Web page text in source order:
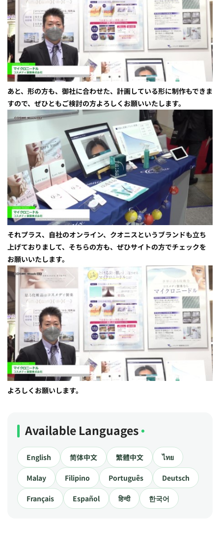
あと、形の方も、御社に合わせた、計画している形に制作もできま
すので、ぜひともご検討の方よろしくお願いいたします。
それプラス、自社のオンライン、クオニスというブランドも立ち
上げておりまして、そちらの方も、ぜひサイトの方でチェックを
お願いいたします。
よろしくお願いします。
Available Languages
English 简体中文 繁體中文 ไทย
Malay Filipino Português Deutsch
Français Español हिन्दी 한국어